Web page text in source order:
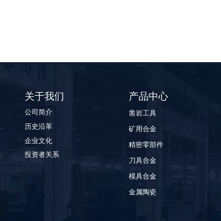
关于我们
公司简介
历史沿革
企业文化
投资者关系
产品中心
凿岩工具
矿用合金
精密零部件
刀具合金
模具合金
金属陶瓷